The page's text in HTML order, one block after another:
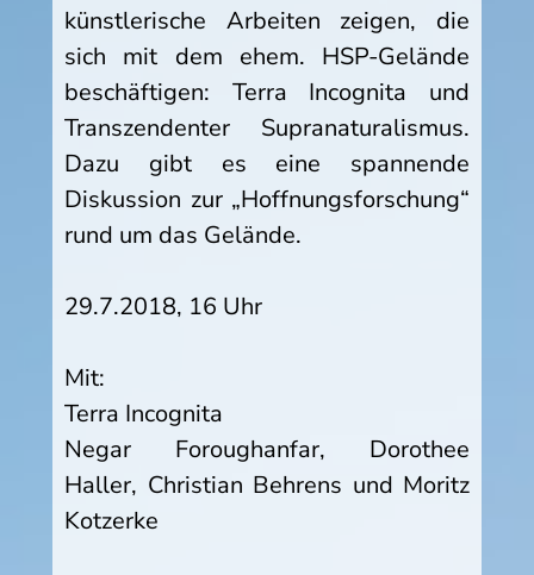
künstlerische Arbeiten zeigen, die
sich mit dem ehem. HSP-Gelände
beschäftigen: Terra Incognita und
Transzendenter Supranaturalismus.
Dazu gibt es eine spannende
Diskussion zur „Hoffnungsforschung“
rund um das Gelände.
29.7.2018, 16 Uhr
Mit:
Terra Incognita
Negar Foroughanfar, Dorothee
Haller, Christian Behrens und Moritz
Kotzerke